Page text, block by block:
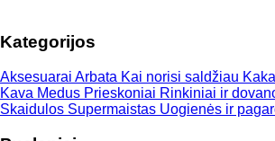
Kategorijos
Aksesuarai Arbata Kai norisi saldžiau
Kava Medus Prieskoniai Rinkiniai ir
Skaidulos Supermaistas Uogienės ir